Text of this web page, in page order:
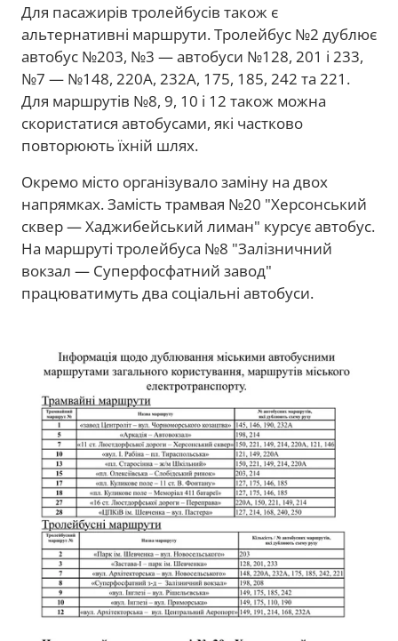
Для пасажирів тролейбусів також є
альтернативні маршрути. Тролейбус №2 дублює
автобус №203, №3 — автобуси №128, 201 і 233,
№7 — №148, 220А, 232А, 175, 185, 242 та 221.
Для маршрутів №8, 9, 10 і 12 також можна
скористатися автобусами, які частково
повторюють їхній шлях.
Окремо місто організувало заміну на двох
напрямках. Замість трамвая №20 "Херсонський
сквер — Хаджибейський лиман" курсує автобус.
На маршруті тролейбуса №8 "Залізничний
вокзал — Суперфосфатний завод"
працюватимуть два соціальні автобуси.